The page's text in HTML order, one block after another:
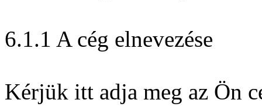
6.1.1 A cég elnevezése
Kérjük itt adja meg az Ön